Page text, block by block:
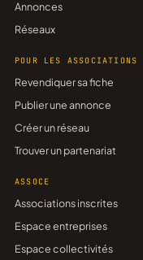
Annonces
Réseaux
POUR LES ASSOCIATIONS
Revendiquer sa fiche
Publier une annonce
Créer un réseau
Trouver un partenariat
ASSOCE
Associations inscrites
Espace entreprises
Espace collectivités